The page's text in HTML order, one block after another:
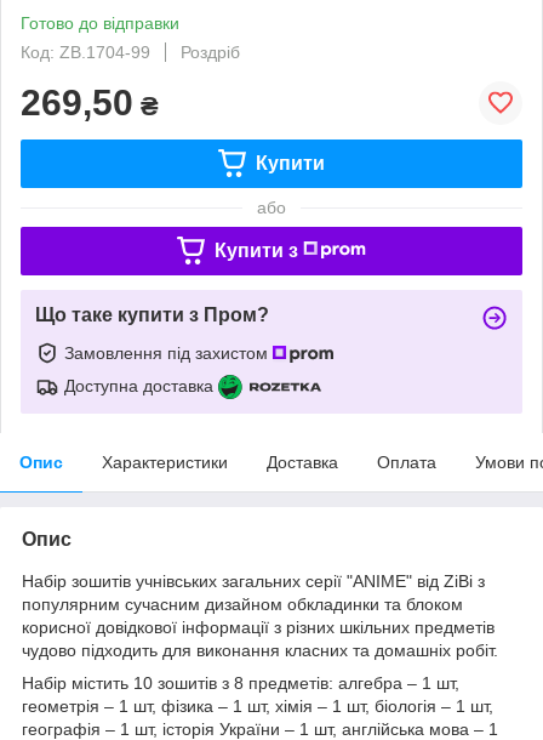
Готово до відправки
Код: ZB.1704-99
Роздріб
269,50 ₴
Купити
або
Купити з
Що таке купити з Пром?
Замовлення під захистом
Доступна доставка
Опис Характеристики Доставка Оплата Умови
Опис
Набір зошитів учнівських загальних серії "ANIME" від ZiBi з
популярним сучасним дизайном обкладинки та блоком
корисної довідкової інформації з різних шкільних предметів
чудово підходить для виконання класних та домашніх робіт.
Набір містить 10 зошитів з 8 предметів: алгебра – 1 шт,
геометрія – 1 шт, фізика – 1 шт, хімія – 1 шт, біологія – 1 шт,
географія – 1 шт, історія України – 1 шт, англійська мова – 1